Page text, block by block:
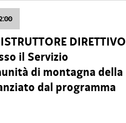
DIRETTIVO
il Servizio
di montagna della
dal programma